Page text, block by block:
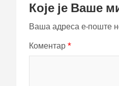
Које је Ваше
Ваша адреса е-поште
Коментар *